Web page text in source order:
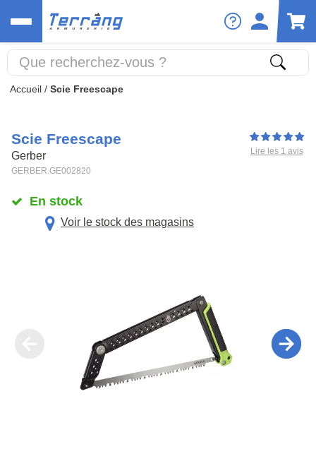
Accueil / Scie Freescape
Scie Freescape
Gerber
GERBER.GE002820
Lire les 1 avis
En stock
Voir le stock des magasins